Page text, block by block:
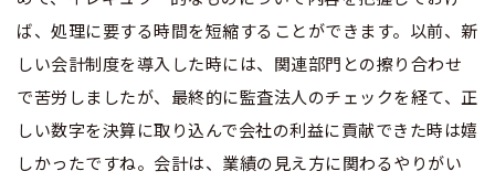
ば、処理に要する時間を短縮することができます。以前、新
しい会計制度を導入した時には、関連部門との擦り合わせ
で苦労しましたが、最終的に監査法人のチェックを経て、正
しい数字を決算に取り込んで会社の利益に貢献できた時は嬉
しかったですね。会計は、業績の見え方に関わるやりがい